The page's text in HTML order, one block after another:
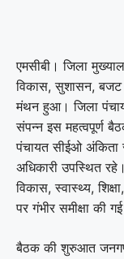
एमसीबी। जिला
विकास, सुशासन,
मंथन हुआ। जिला
संपन्न इस महत्वपूर्ण
पंचायत सीईओ अंकिता
अधिकारी उपस्थित
विकास, स्वास्थ्य,
पर गंभीर समीक्षा की
बैठक की शुरुआत